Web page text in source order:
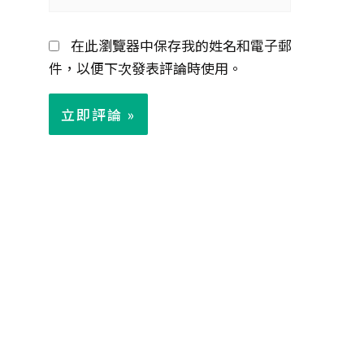
件
*
在此瀏覽器中保存我的姓名和電子郵
件，以便下次發表評論時使用。